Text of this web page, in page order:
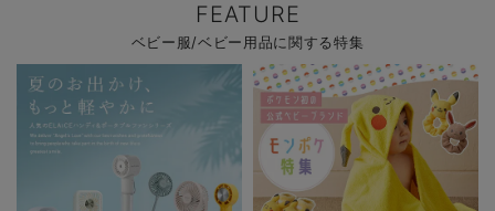
FEATURE
ベビー服/ベビー用品に関する特集